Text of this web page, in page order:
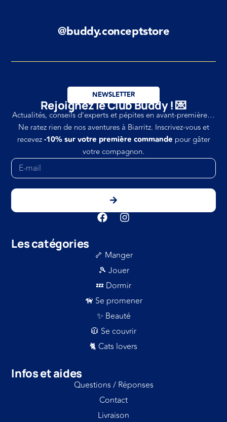
@buddy.conceptstore
Les catégories
🦴 Manger
🎾 Jouer
💤 Dormir
🦮 Se promener
✨ Beauté
🧥 Se couvrir
🐈 Cats lovers
NEWSLETTER
Rejoignez le Club Buddy ! 💌
Actualités, conseils d’experts et pépites en avant-première…
Ne ratez rien de nos aventures à Biarritz. Inscrivez-vous et
recevez-10% sur votre première commande pour gâter
votre compagnon.
Infos et aides
Questions / Réponses
Contact
Livraison